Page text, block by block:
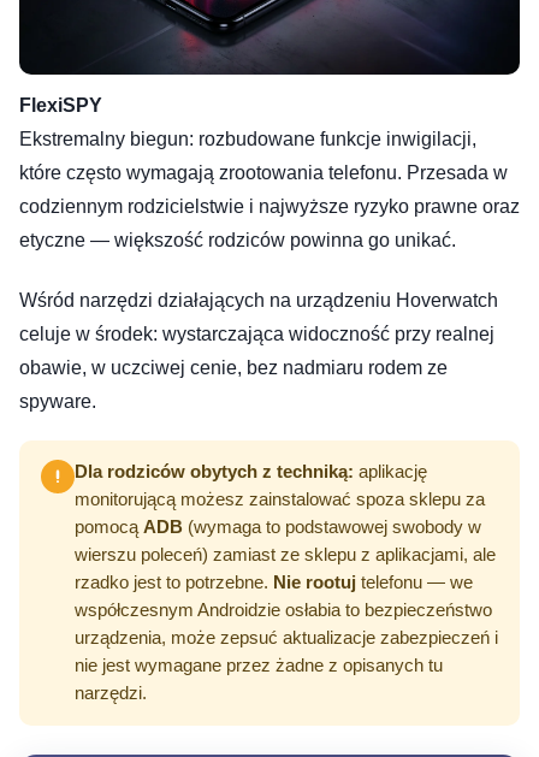
FlexiSPY
Ekstremalny biegun: rozbudowane funkcje inwigilacji,
które często wymagają zrootowania telefonu. Przesada w
codziennym rodzicielstwie i najwyższe ryzyko prawne oraz
etyczne — większość rodziców powinna go unikać.
Wśród narzędzi działających na urządzeniu Hoverwatch
celuje w środek: wystarczająca widoczność przy realnej
obawie, w uczciwej cenie, bez nadmiaru rodem ze
spyware.
Dla rodziców obytych z techniką: aplikację
monitorującą możesz zainstalować spoza sklepu za
pomocąADB (wymaga to podstawowej swobody w
wierszu poleceń) zamiast ze sklepu z aplikacjami, ale
rzadko jest to potrzebne. Nie rootuj telefonu — we
współczesnym Androidzie osłabia to bezpieczeństwo
urządzenia, może zepsuć aktualizacje zabezpieczeń i
nie jest wymagane przez żadne z opisanych tu
narzędzi.